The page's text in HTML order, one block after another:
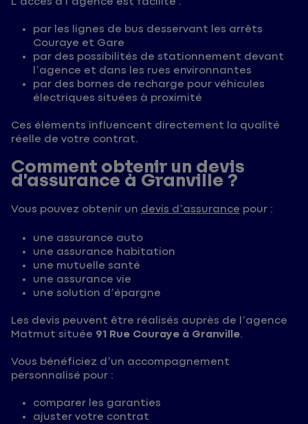
par les lignes de bus desservant les arrêts
Couraye et Gare
par des possibilités de stationnement devant
l’agence et dans les rues environnantes
par des bornes de recharge pour véhicules
électriques situées à proximité
Ces éléments influencent directement la qualité
réelle de votre contrat.
Comment obtenir un devis
d’assurance à Granville ?
Vous pouvez obtenir un devis d’assurance pour :
une assurance auto
une assurance habitation
une mutuelle santé
une assurance vie
une solution d’épargne
Les devis peuvent être réalisés auprès de l’agence
Matmut située 91 Rue Couraye à Granville.
Vous bénéficiez d’un accompagnement
personnalisé pour :
comparer les garanties
ajuster votre contrat